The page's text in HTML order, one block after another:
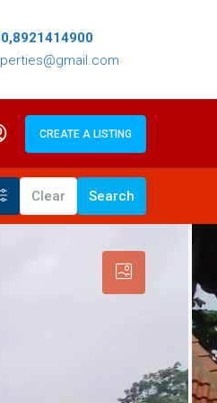
CREATE A LISTING
Clear Search